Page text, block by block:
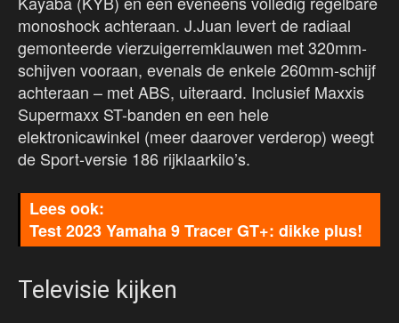
monoshock achteraan. J.Juan levert de radiaal
gemonteerde vierzuigerremklauwen met 320mm-
schijven vooraan, evenals de enkele 260mm-schijf
achteraan – met ABS, uiteraard. Inclusief Maxxis
Supermaxx ST-banden en een hele
elektronicawinkel (meer daarover verderop) weegt
de Sport-versie 186 rijklaarkilo’s.
Test 2023 Yamaha 9 Tracer GT+: dikke plus!
Televisie kijken